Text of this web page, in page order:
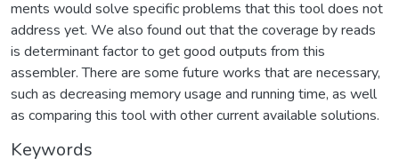
ments would solve specific problems that this tool does not
address yet. We also found out that the coverage by reads
is determinant factor to get good outputs from this
assembler. There are some future works that are necessary,
such as decreasing memory usage and running time, as well
as comparing this tool with other current available solutions.
Keywords